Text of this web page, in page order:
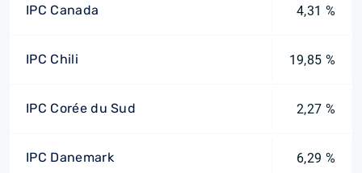
IPC Canada 4,31 %
IPC Chili 19,85 %
IPC Corée du Sud 2,27 %
IPC Danemark 6,29 %